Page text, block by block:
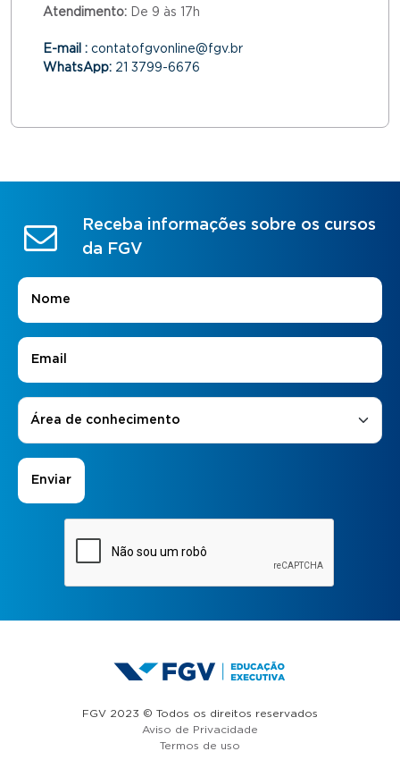
Atendimento: De 9 às 17h
E-mail : contatofgvonline@fgv.br
WhatsApp: 21 3799-6676
Receba informações sobre os cursos
da FGV
Nome
E-mail
Áreas de Interesse
Área de conhecimento
FGV 2023 © Todos os direitos reservados
Aviso de Privacidade
Termos de uso